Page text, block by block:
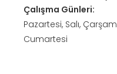
Çalışma Günleri:
Pazartesi, Salı,
Cumartesi